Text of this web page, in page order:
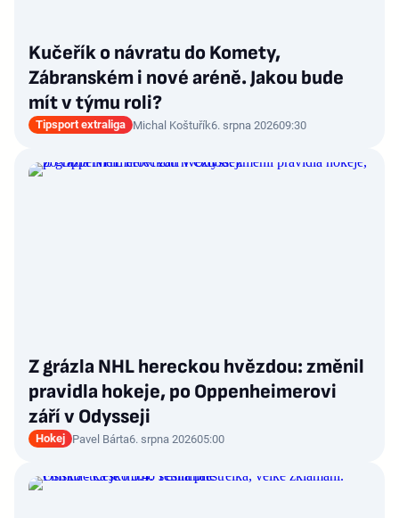
Kučeřík o návratu do Komety,
Zábranském i nové aréně. Jakou bude
mít v týmu roli?
Tipsport extraliga Michal Koštuřík6. srpna 202609:30
Z grázla NHL hereckou hvězdou: změnil
pravidla hokeje, po Oppenheimerovi
září v Odysseji
Hokej Pavel Bárta6. srpna 202605:00